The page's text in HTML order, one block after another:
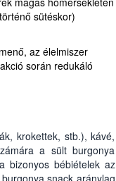
sütéskor)
az élelmiszer
során redukáló
krokettek, stb.), kávé,
a sült burgonya
bizonyos bébiételek az